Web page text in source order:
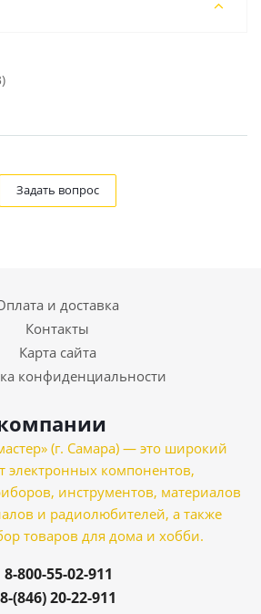
Задать вопрос
и доставка
Контакты
Карта сайта
конфиденциальности
(г. Самара) — это широкий
электронных компонентов,
инструментов, материалов
и радиолюбителей, а также
товаров для дома и хобби.
8-800-55-02-911
8-(846) 20-22-911